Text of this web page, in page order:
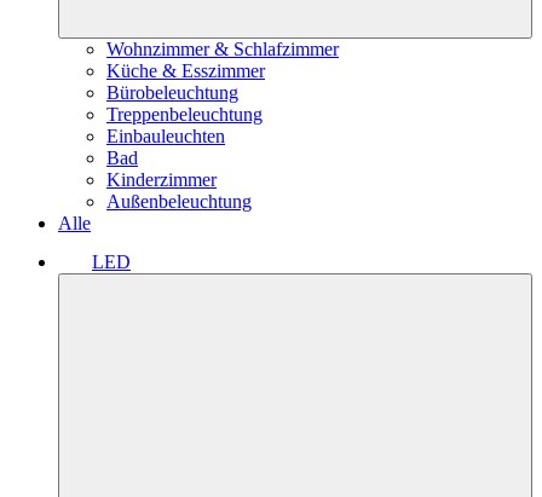
Wohnzimmer & Schlafzimmer
Küche & Esszimmer
Bürobeleuchtung
Treppenbeleuchtung
Einbauleuchten
Bad
Kinderzimmer
Außenbeleuchtung
Alle
LED